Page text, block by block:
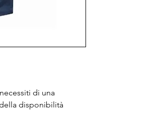
di una
disponibilità